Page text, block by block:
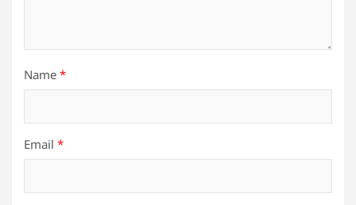
Name *
Email *